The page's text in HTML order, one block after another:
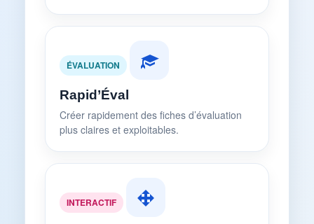
ÉVALUATION
Rapid’Éval
Créer rapidement des fiches d’évaluation
plus claires et exploitables.
INTERACTIF